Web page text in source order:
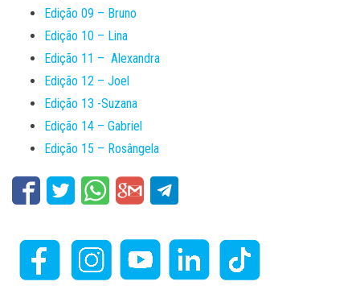
Edição 09 – Bruno
Edição 10 – Lina
Edição 11 – Alexandra
Edição 12 – Joel
Edição 13 -Suzana
Edição 14 – Gabriel
Edição 15 – Rosângela